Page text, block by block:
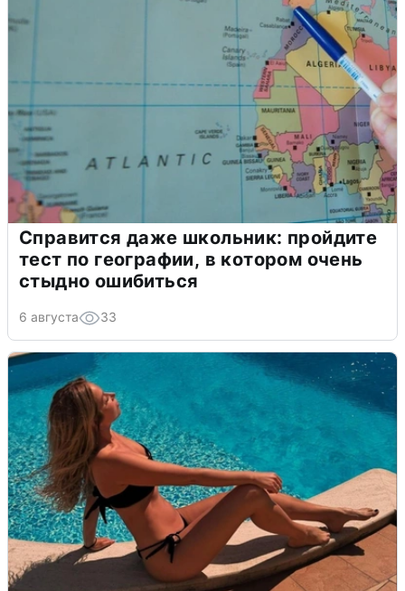
Справится даже школьник: пройдите
тест по географии, в котором очень
стыдно ошибиться
6 августа 33